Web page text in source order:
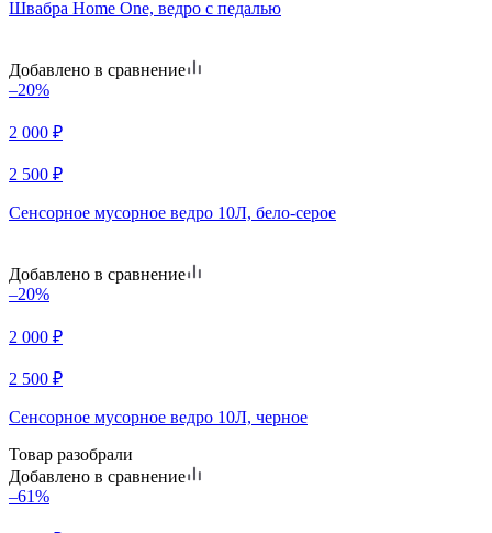
Швабра Home One, ведро с педалью
Добавлено в сравнение
–20%
2 000 ₽
2 500 ₽
Сенсорное мусорное ведро 10Л, бело-серое
Добавлено в сравнение
–20%
2 000 ₽
2 500 ₽
Сенсорное мусорное ведро 10Л, черное
Товар разобрали
Добавлено в сравнение
–61%